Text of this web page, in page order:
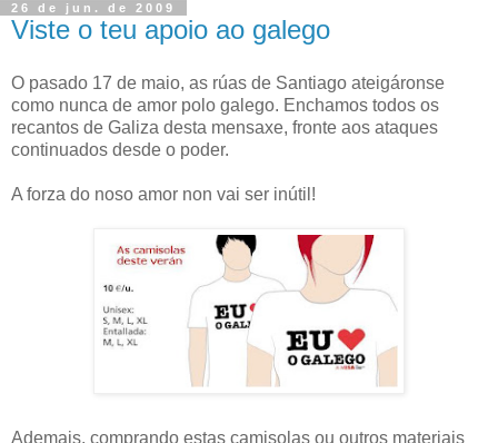
26 de jun. de 2009
Viste o teu apoio ao galego
O pasado 17 de maio, as rúas de Santiago ateigáronse
como nunca de amor polo galego. Enchamos todos os
recantos de Galiza desta mensaxe, fronte aos ataques
continuados desde o poder.
A forza do noso amor non vai ser inútil!
Ademais, comprando estas camisolas ou outros materiais